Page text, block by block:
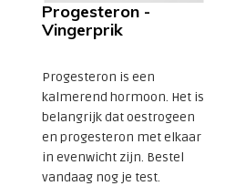
Progesteron -
Vingerprik
Progesteron is een
kalmerend hormoon. Het is
belangrijk dat oestrogeen
en progesteron met elkaar
in evenwicht zijn. Bestel
vandaag nog je test.